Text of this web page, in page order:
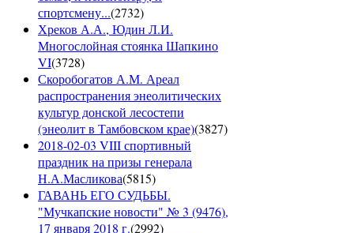
спортсмену...(2732)
Хреков А.А., Юдин Л.И.
Многослойная стоянка Шапкино
VI(3728)
Скоробогатов А.М. Ареал
распространения энеолитических
культур донской лесостепи
(энеолит в Тамбовском крае)(3827)
2018-02-03 VIII спортивный
праздник на призы генерала
Н.А.Масликова(5815)
ГАВАНЬ ЕГО СУДЬБЫ.
"Мучкапские новости" № 3 (9476),
17 января 2018 г.(2992)